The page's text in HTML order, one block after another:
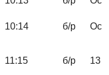
10:14 б/р Ос
11:15 б/р 13